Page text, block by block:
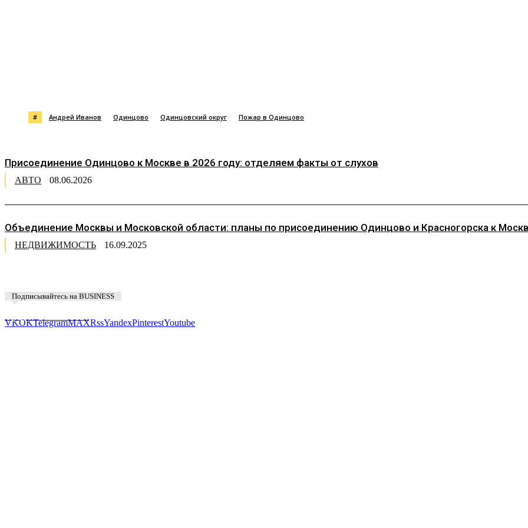
# Андрей Иванов Одинцово Одинцовский округ Пожар в Одинцово
Присоединение Одинцово к Москве в 2026 году: отделяем факты от слухов
АВТО 08.06.2026
Объединение Москвы и Московской области: планы по присоединению Одинцово и Красногорска к
НЕДВИЖИМОСТЬ 16.09.2025
Подписывайтесь на BUSINESS
VKOKTelegramMAXRssYandexPinterestYoutube